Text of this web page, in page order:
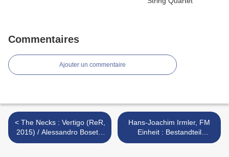
Commentaires
Ajouter un commentaire
< The Necks : Vertigo (ReR,
2015) / Alessandro Bosetti,
Chris Abrahams : A Heart
Hans-Joachim Irmler, FM
Einheit : Bestandteil
(Klangbad, 2015) >